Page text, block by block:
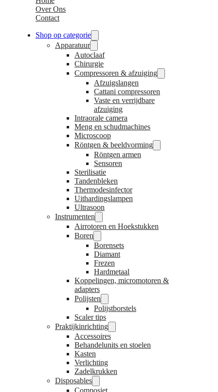
Over Ons
Contact
Shop op categorie
Apparatuur
Autoclaaf
Chirurgie
Compressoren & afzuiging
Afzuigslangen
Cattani compressoren
Vaste en verrijdbare
afzuiging
Intraorale camera
Meng en schudmachines
Microscoop
Röntgen & beeldvorming
Röntgen armen
Sensoren
Sterilisatie
Tandenbleken
Thermodesinfector
Uithardingslampen
Ultrasoon
Instrumenten
Airrotoren en Hoekstukken
Boren
Borensets
Diamant
Frezen
Hardmetaal
Koppelingen, micromotoren &
adapters
Polijsten
Polijstborstels
Scaler tips
Praktijkinrichting
Accessoires
Behandelunits en stoelen
Kasten
Verlichting
Zadelkrukken
Disposables
Composiet